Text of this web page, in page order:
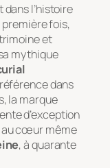
dans l’histoire
fois,
et
mythique
dans
la marque
d’exception
au cœur même
, à quarante